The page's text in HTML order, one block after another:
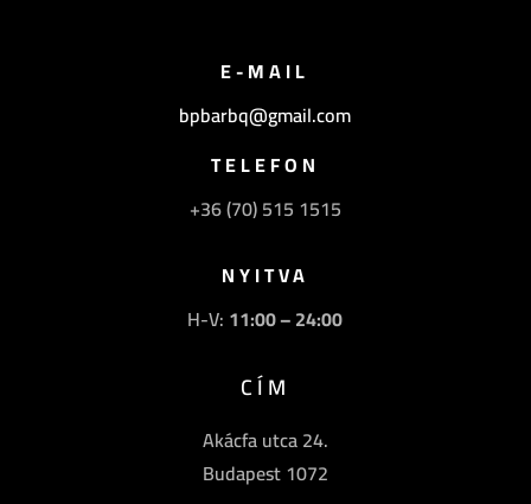
E-MAIL
bpbarbq@gmail.com
TELEFON
+36 (70) 515 1515
NYITVA
H-V: 11:00 – 24:00
CÍM
Akácfa utca 24.
Budapest 1072